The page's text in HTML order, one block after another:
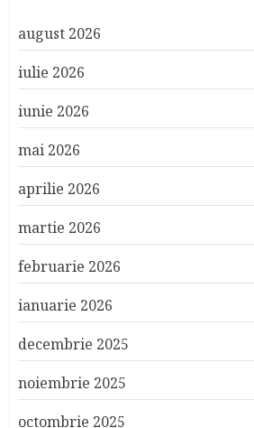
august 2026
iulie 2026
iunie 2026
mai 2026
aprilie 2026
martie 2026
februarie 2026
ianuarie 2026
decembrie 2025
noiembrie 2025
octombrie 2025